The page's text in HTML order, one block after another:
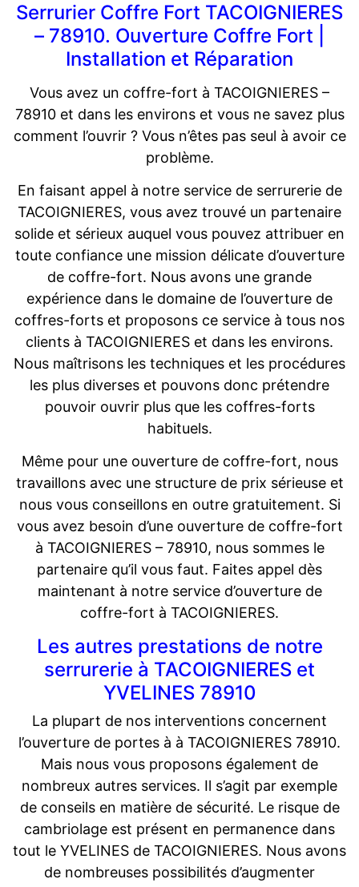
Serrurier Coffre Fort TACOIGNIERES
– 78910. Ouverture Coffre Fort |
Installation et Réparation
Vous avez un coffre-fort à TACOIGNIERES –
78910 et dans les environs et vous ne savez plus
comment l’ouvrir ? Vous n’êtes pas seul à avoir ce
problème.
En faisant appel à notre service de serrurerie de
TACOIGNIERES, vous avez trouvé un partenaire
solide et sérieux auquel vous pouvez attribuer en
toute confiance une mission délicate d’ouverture
de coffre-fort. Nous avons une grande
expérience dans le domaine de l’ouverture de
coffres-forts et proposons ce service à tous nos
clients à TACOIGNIERES et dans les environs.
Nous maîtrisons les techniques et les procédures
les plus diverses et pouvons donc prétendre
pouvoir ouvrir plus que les coffres-forts
habituels.
Même pour une ouverture de coffre-fort, nous
travaillons avec une structure de prix sérieuse et
nous vous conseillons en outre gratuitement. Si
vous avez besoin d’une ouverture de coffre-fort
à TACOIGNIERES – 78910, nous sommes le
partenaire qu’il vous faut. Faites appel dès
maintenant à notre service d’ouverture de
coffre-fort à TACOIGNIERES.
Les autres prestations de notre
serrurerie à TACOIGNIERES et
YVELINES 78910
La plupart de nos interventions concernent
l’ouverture de portes à à TACOIGNIERES 78910.
Mais nous vous proposons également de
nombreux autres services. Il s’agit par exemple
de conseils en matière de sécurité. Le risque de
cambriolage est présent en permanence dans
tout le YVELINES de TACOIGNIERES. Nous avons
de nombreuses possibilités d’augmenter